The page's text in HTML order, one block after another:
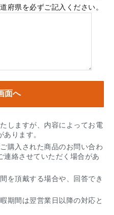
府県を必ずご記入ください。
しますが、内容によってお電
ります。
購入された商品のお問い合わ
連絡させていただく場合があ
を頂戴する場合や、回答でき
期間は翌営業日以降の対応と